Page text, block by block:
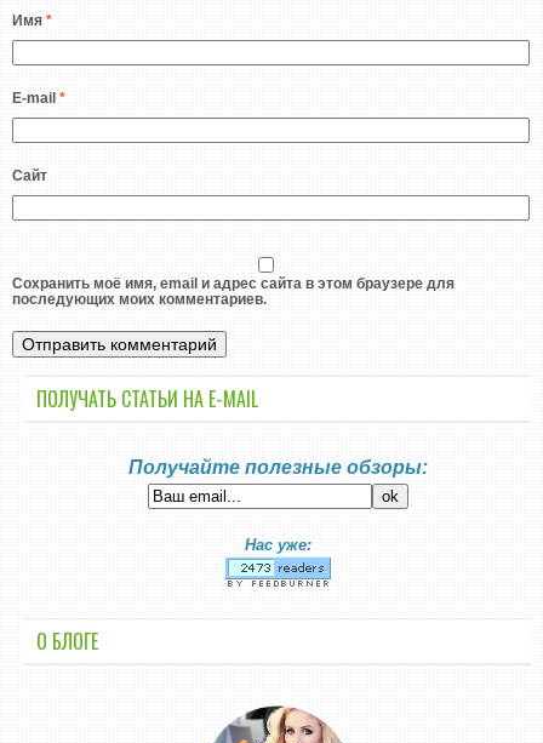
Имя *
E-mail *
Сайт
Сохранить моё имя, email и адрес сайта в этом браузере для
последующих моих комментариев.
ПОЛУЧАТЬ СТАТЬИ НА E-MАIL
Получайте полезные обзоры:
Нас уже:
О БЛОГЕ